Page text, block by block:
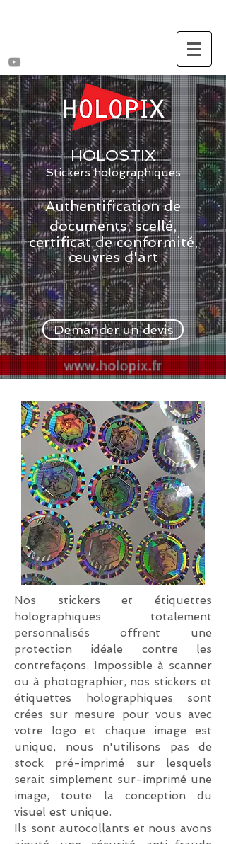
HOLOSTIX
Stickers holographiques
Authentification de
documents, scellé,
certificat de conformité,
œuvres d'art
Demander un devis
Nos stickers et étiquettes
holographiques totalement
personnalisés offrent une
protection idéale contre les
contrefaçons. Impossible à scanner
ou à photographier, nos stickers et
étiquettes holographiques sont
crées sur mesure pour vous avec
votre logo et chaque image est
unique, nous n'utilisons pas de
stock pré-imprimé sur lesquels
serait simplement sur-imprimé une
image, toute la conception du
visuel est unique.
Ils sont autocollants et nous avons